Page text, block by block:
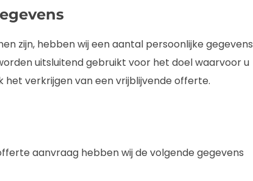
zijn, hebben wij een aantal persoonlijke gegevens
uitsluitend gebruikt voor het doel waarvoor u
het verkrijgen van een vrijblijvende offerte.
aanvraag hebben wij de volgende gegevens